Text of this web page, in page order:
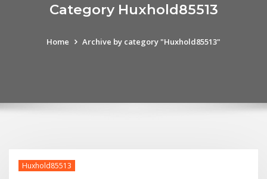
Category Huxhold85513
Home Archive by category "Huxhold85513"
Huxhold85513